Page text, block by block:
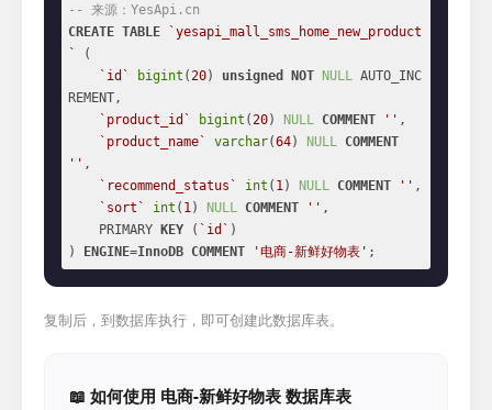
-- 来源：YesApi.cn
CREATE TABLE
`yesapi_mall_sms_home_new_product
`
(
`id`
bigint (20) unsigned NOT NULL AUTO_INC
REMENT,
`product_id`
bigint (20) NULL COMMENT '' ,
`product_name`
varchar(64) NULL COMMENT
'' ,
`recommend_status`
int ( 1) NULL COMMENT '' ,
`sort`
int ( 1) NULL COMMENT '' ,
    PRIMARY
KEY ( `id` )
)
ENGINE=InnoDB COMMENT '电商-新鲜好物表' ;
复制后，到数据库执行，即可创建此数据库表。
📖 如何使用 电商-新鲜好物表 数据库表